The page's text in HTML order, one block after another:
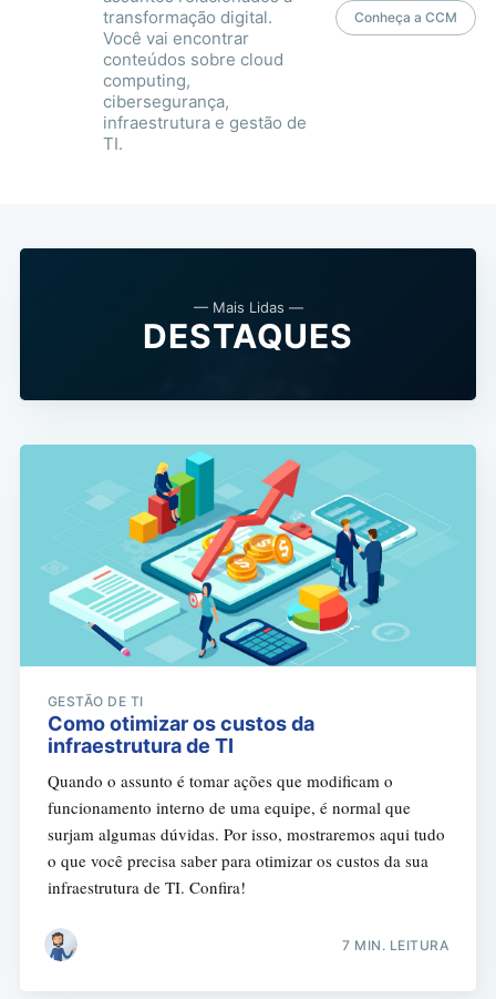
transformação digital.
Você vai encontrar
conteúdos sobre cloud
computing,
cibersegurança,
infraestrutura e gestão de
TI.
Conheça a CCM
— Mais Lidas —
DESTAQUES
GESTÃO DE TI
Como otimizar os custos da
infraestrutura de TI
Quando o assunto é tomar ações que modificam o
funcionamento interno de uma equipe, é normal que
surjam algumas dúvidas. Por isso, mostraremos aqui tudo
o que você precisa saber para otimizar os custos da sua
infraestrutura de TI. Confira!
7 MIN. LEITURA